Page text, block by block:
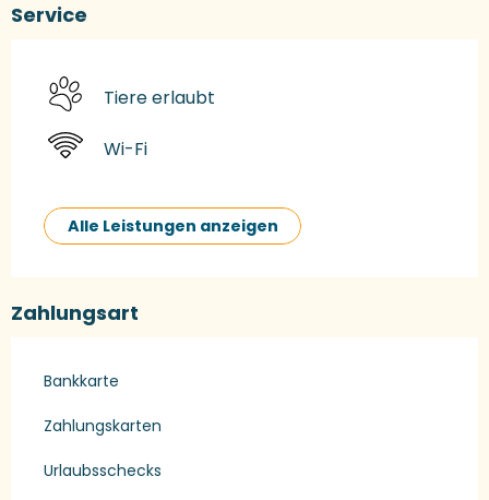
Service
Tiere erlaubt
Wi-Fi
Alle Leistungen anzeigen
Zahlungsart
Bankkarte
Zahlungskarten
Urlaubsschecks